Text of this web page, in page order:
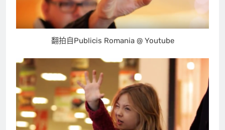
翻拍自Publicis Romania @ Youtube